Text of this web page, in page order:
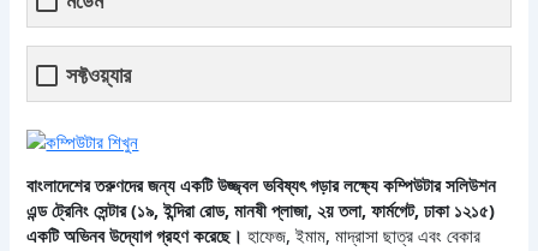
সফ্টওয়্যার
বাংলাদেশের তরুণদের জন্য একটি উজ্জ্বল ভবিষ্যৎ গড়ার লক্ষ্যে কম্পিউটার সলিউশন
এন্ড ট্রেনিং সেন্টার (১৯, ইন্দিরা রোড, মানষী প্লাজা, ২য় তলা, ফার্মগেট, ঢাকা ১২১৫)
একটি অভিনব উদ্যোগ গ্রহণ করেছে। হাফেজ, ইমাম, মাদ্রাসা ছাত্র এবং বেকার